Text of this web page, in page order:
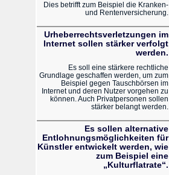
Dies betrifft zum Beispiel die Kranken-
und Rentenversicherung.
Urheberrechtsverletzungen im
Internet sollen stärker verfolgt
werden.
Es soll eine stärkere rechtliche
Grundlage geschaffen werden, um zum
Beispiel gegen Tauschbörsen im
Internet und deren Nutzer vorgehen zu
können. Auch Privatpersonen sollen
stärker belangt werden.
Es sollen alternative
Entlohnungsmöglichkeiten für
Künstler entwickelt werden, wie
zum Beispiel eine
„Kulturflatrate“.